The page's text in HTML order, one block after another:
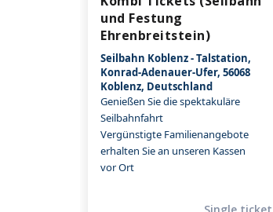
und Festung
Ehrenbreitstein)
Seilbahn Koblenz - Talstation,
Konrad-Adenauer-Ufer, 56068
Koblenz, Deutschland
Genießen Sie die spektakuläre
Seilbahnfahrt
Vergünstigte Familienangebote
erhalten Sie an unseren Kassen
vor Ort